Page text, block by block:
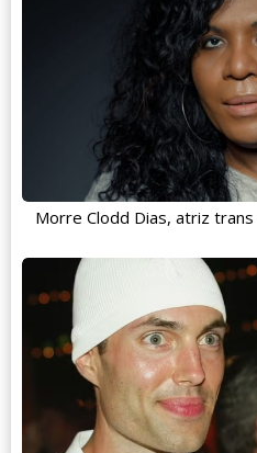
Morre Clodd Dias, atriz